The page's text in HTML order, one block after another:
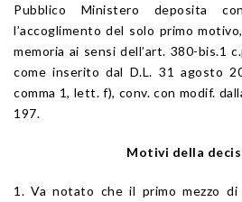
Pubblico Ministero deposita
l’accoglimento del solo primo
memoria ai sensi dell’art. 380-bis.1
come inserito dal D.L. 31 agosto
comma 1, lett. f), conv. con modif.
197.
Motivi della
1. Va notato che il primo mezzo